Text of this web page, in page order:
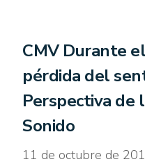
CMV Durante
pérdida del
Perspectiva de
Sonido
11 de octubre de